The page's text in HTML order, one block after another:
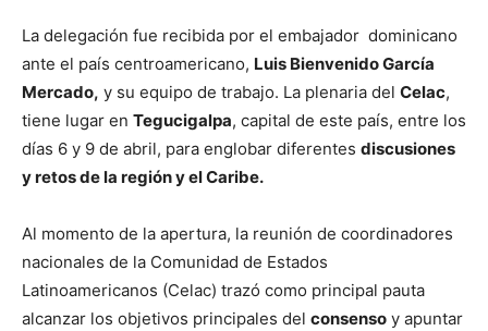
La delegación fue recibida por el embajador dominicano
ante el país centroamericano, Luis Bienvenido García
Mercado, y su equipo de trabajo. La plenaria del Celac,
tiene lugar en Tegucigalpa, capital de este país, entre los
días 6 y 9 de abril, para englobar diferentes discusiones
y retos de la región y el Caribe.
Al momento de la apertura, la reunión de coordinadores
nacionales de la Comunidad de Estados
Latinoamericanos (Celac) trazó como principal pauta
alcanzar los objetivos principales del consenso y apuntar